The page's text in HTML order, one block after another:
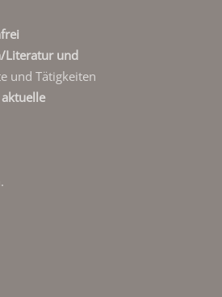
Literatur und
und Tätigkeiten
aktuelle